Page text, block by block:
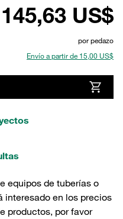
145,63 US$
por pedazo
Envío a partir de 15,00 US$
equipos de tuberías o
interesado en los precios
productos, por favor